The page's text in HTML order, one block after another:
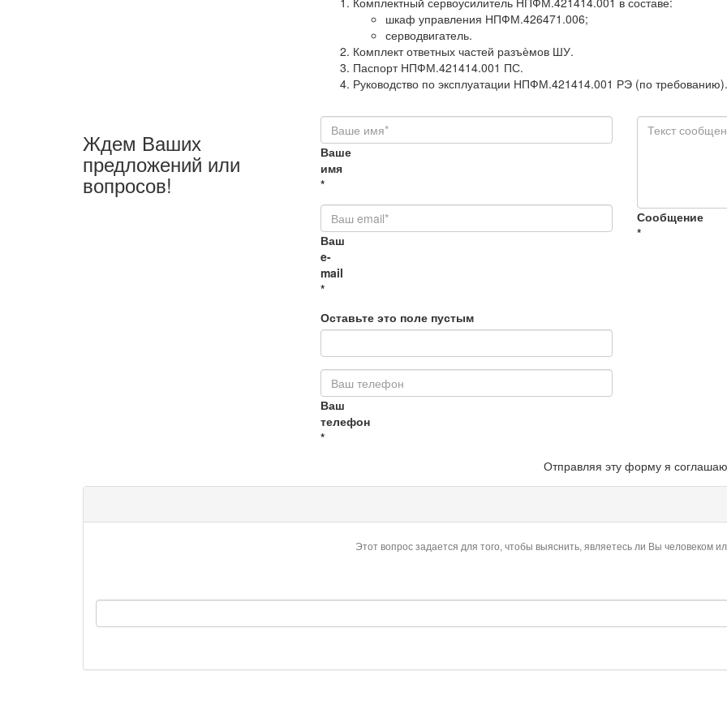
шкаф управления НПФМ.426471.006;
серводвигатель.
Комплект ответных частей разъѐмов ШУ.
Паспорт НПФМ.421414.001 ПС.
Руководство по эксплуатации НПФМ.421414.001 РЭ (по требованию).
Ждем Ваших
предложений или
вопросов!
Ваше
имя
*
Ваш
e-
mail
*
Оставьте это поле пустым
Ваш
телефон
*
Сообщение
*
Отправляя эту форму я
Этот вопрос задается для того, чтобы выяснить, являетесь ли Вы человеком